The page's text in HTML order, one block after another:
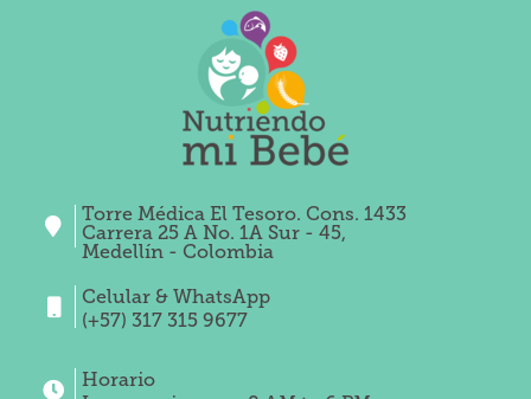
Torre Médica El Tesoro. Cons. 1433
Carrera 25 A No. 1A Sur - 45,
Medellín - Colombia
Celular & WhatsApp
(+57) 317 315 9677
Horario